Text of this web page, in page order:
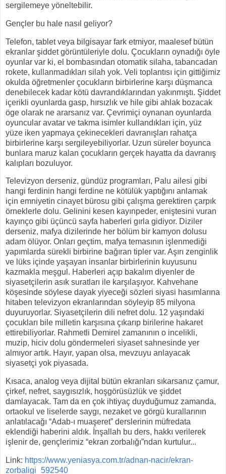
sergilemeye yöneltebilir.
Gençler bu hale nasıl geliyor?
Telefon, tablet veya bilgisayar fark etmiyor, maalesef bütün
ekranlar şiddet görüntüleriyle dolu. Çocukların oynadığı öyle
oyunlar var ki, el bombasından otomatik silaha, tabancadan
rokete, kullanmadıkları silah yok. Veli toplantısı için gittiğimiz
okulda öğretmenler çocukların birbirlerine karşı düşmanca
denebilecek kadar kötü davrandıklarından yakınmıştı. Şiddet
içerikli oyunlarda gasp, hırsızlık ve hile gibi ahlak bozacak
öge olarak ne ararsanız var. Çevrimiçi oynanan oyunlarda
oyuncular avatar ve takma isimler kullandıkları için, yüz
yüze iken yapmaya çekinecekleri davranışları rahatça
birbirlerine karşı sergileyebiliyorlar. Uzun süreler boyunca
bunlara maruz kalan çocukların gerçek hayatta da davranış
kalıpları bozuluyor.
Televizyon derseniz, gündüz programları, Palu ailesi gibi
hangi ferdinin hangi ferdine ne kötülük yaptığını anlamak
için emniyetin cinayet bürosu gibi çalışma gerektiren çarpık
örneklerle dolu. Gelinini kesen kayınpeder, eniştesini vuran
kayınço gibi üçüncü sayfa haberleri gırla gidiyor. Diziler
derseniz, mafya dizilerinde her bölüm bir kamyon dolusu
adam ölüyor. Onları geçtim, mafya temasının işlenmediği
yapımlarda sürekli birbirine bağıran tipler var. Aşırı zenginlik
ve lüks içinde yaşayan insanlar birbirlerinin kuyusunu
kazmakla meşgul. Haberleri açıp bakalım diyenler de
siyasetçilerin asık suratları ile karşılaşıyor. Kahvehane
köşesinde söylese dayak yiyeceği sözleri siyasi hasımlarına
hitaben televizyon ekranlarından söyleyip 85 milyona
duyuruyorlar. Siyasetçilerin dili nefret dolu. 12 yaşındaki
çocukları bile milletin karşısına çıkarıp birilerine hakaret
ettirebiliyorlar. Rahmetli Demirel zamanının o incelikli,
muzip, hiciv dolu göndermeleri siyaset sahnesinde yer
almıyor artık. Hayır, yapan olsa, mevzuyu anlayacak
siyasetçi yok piyasada.
Kısaca, analog veya dijital bütün ekranları sıkarsanız çamur,
çirkef, nefret, saygısızlık, hoşgörüsüzlük ve şiddet
damlayacak. Tam da en çok ihtiyaç duyduğumuz zamanda,
ortaokul ve liselerde saygı, nezaket ve görgü kurallarının
anlatılacağı “Adab-ı muaşeret” derslerinin müfredata
eklendiği haberini aldık. İnşallah bu ders, hakkı verilerek
işlenir de, gençlerimiz “ekran zorbalığı”ndan kurtulur...
Link: https://www.yeniasya.com.tr/adnan-nacir/ekran-
zorbaligi_592540